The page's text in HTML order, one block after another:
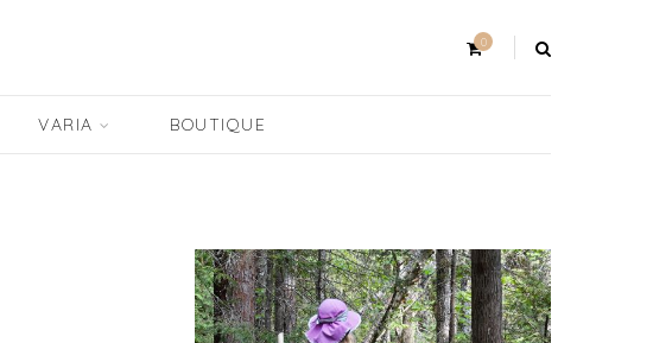
0
VARIA BOUTIQUE